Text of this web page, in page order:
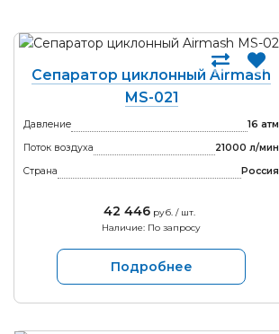
Сепаратор циклонный Airmash
MS-021
Давление
16 атм
Поток воздуха
21000 л/мин
Страна
Россия
42 446руб. / шт.
Наличие: По запросу
Подробнее